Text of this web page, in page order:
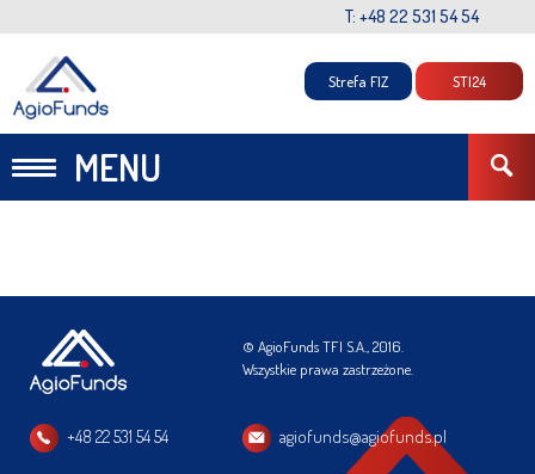
T: +48 22 531 54 54
MENU
Strefa FIZ STI24
© AgioFunds TFI S.A., 2016.
Wszystkie prawa zastrzeżone.
+48 22 531 54 54 agiofunds@agiofunds.pl